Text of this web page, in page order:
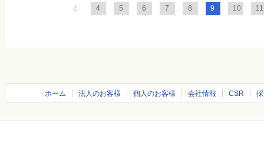
4 5 6 7 8 9 10 11
ホーム 法人のお客様 個人のお客様 会社情報 CSR